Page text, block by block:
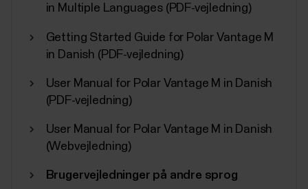
in Multiple Languages (PDF-vejledning)
Getting Started Guide for Polar Vantage M
in Danish (PDF-vejledning)
User Manual for Polar Vantage M in Danish
(PDF-vejledning)
User Manual for Polar Vantage M in Danish
(Webvejledning)
Brugervejledninger på andre sprog